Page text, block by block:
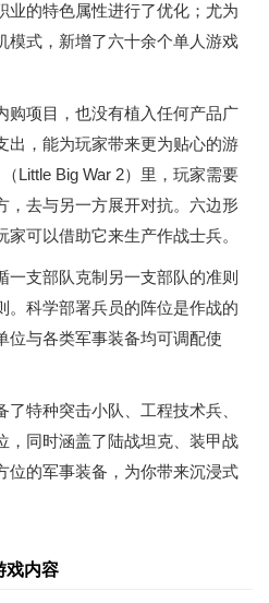
业的特色属性进行了优化；尤为
模式，新增了六十余个单人游戏
购项目，也没有植入任何产品广
出，能为玩家带来更为贴心的游
Little Big War 2）里，玩家需要
，去与另一方展开对抗。六边形
可以借助它来生产作战士兵。
支部队克制另一支部队的准则
。科学部署兵员的阵位是作战的
位与各类军事装备均可调配使
特种突击小队、工程技术兵、
，同时涵盖了陆战坦克、装甲战
位的军事装备，为你带来沉浸式
戏内容